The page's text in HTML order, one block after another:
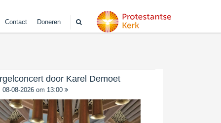
Contact Doneren
door Karel Demoet
08-08-2026 om 13:00